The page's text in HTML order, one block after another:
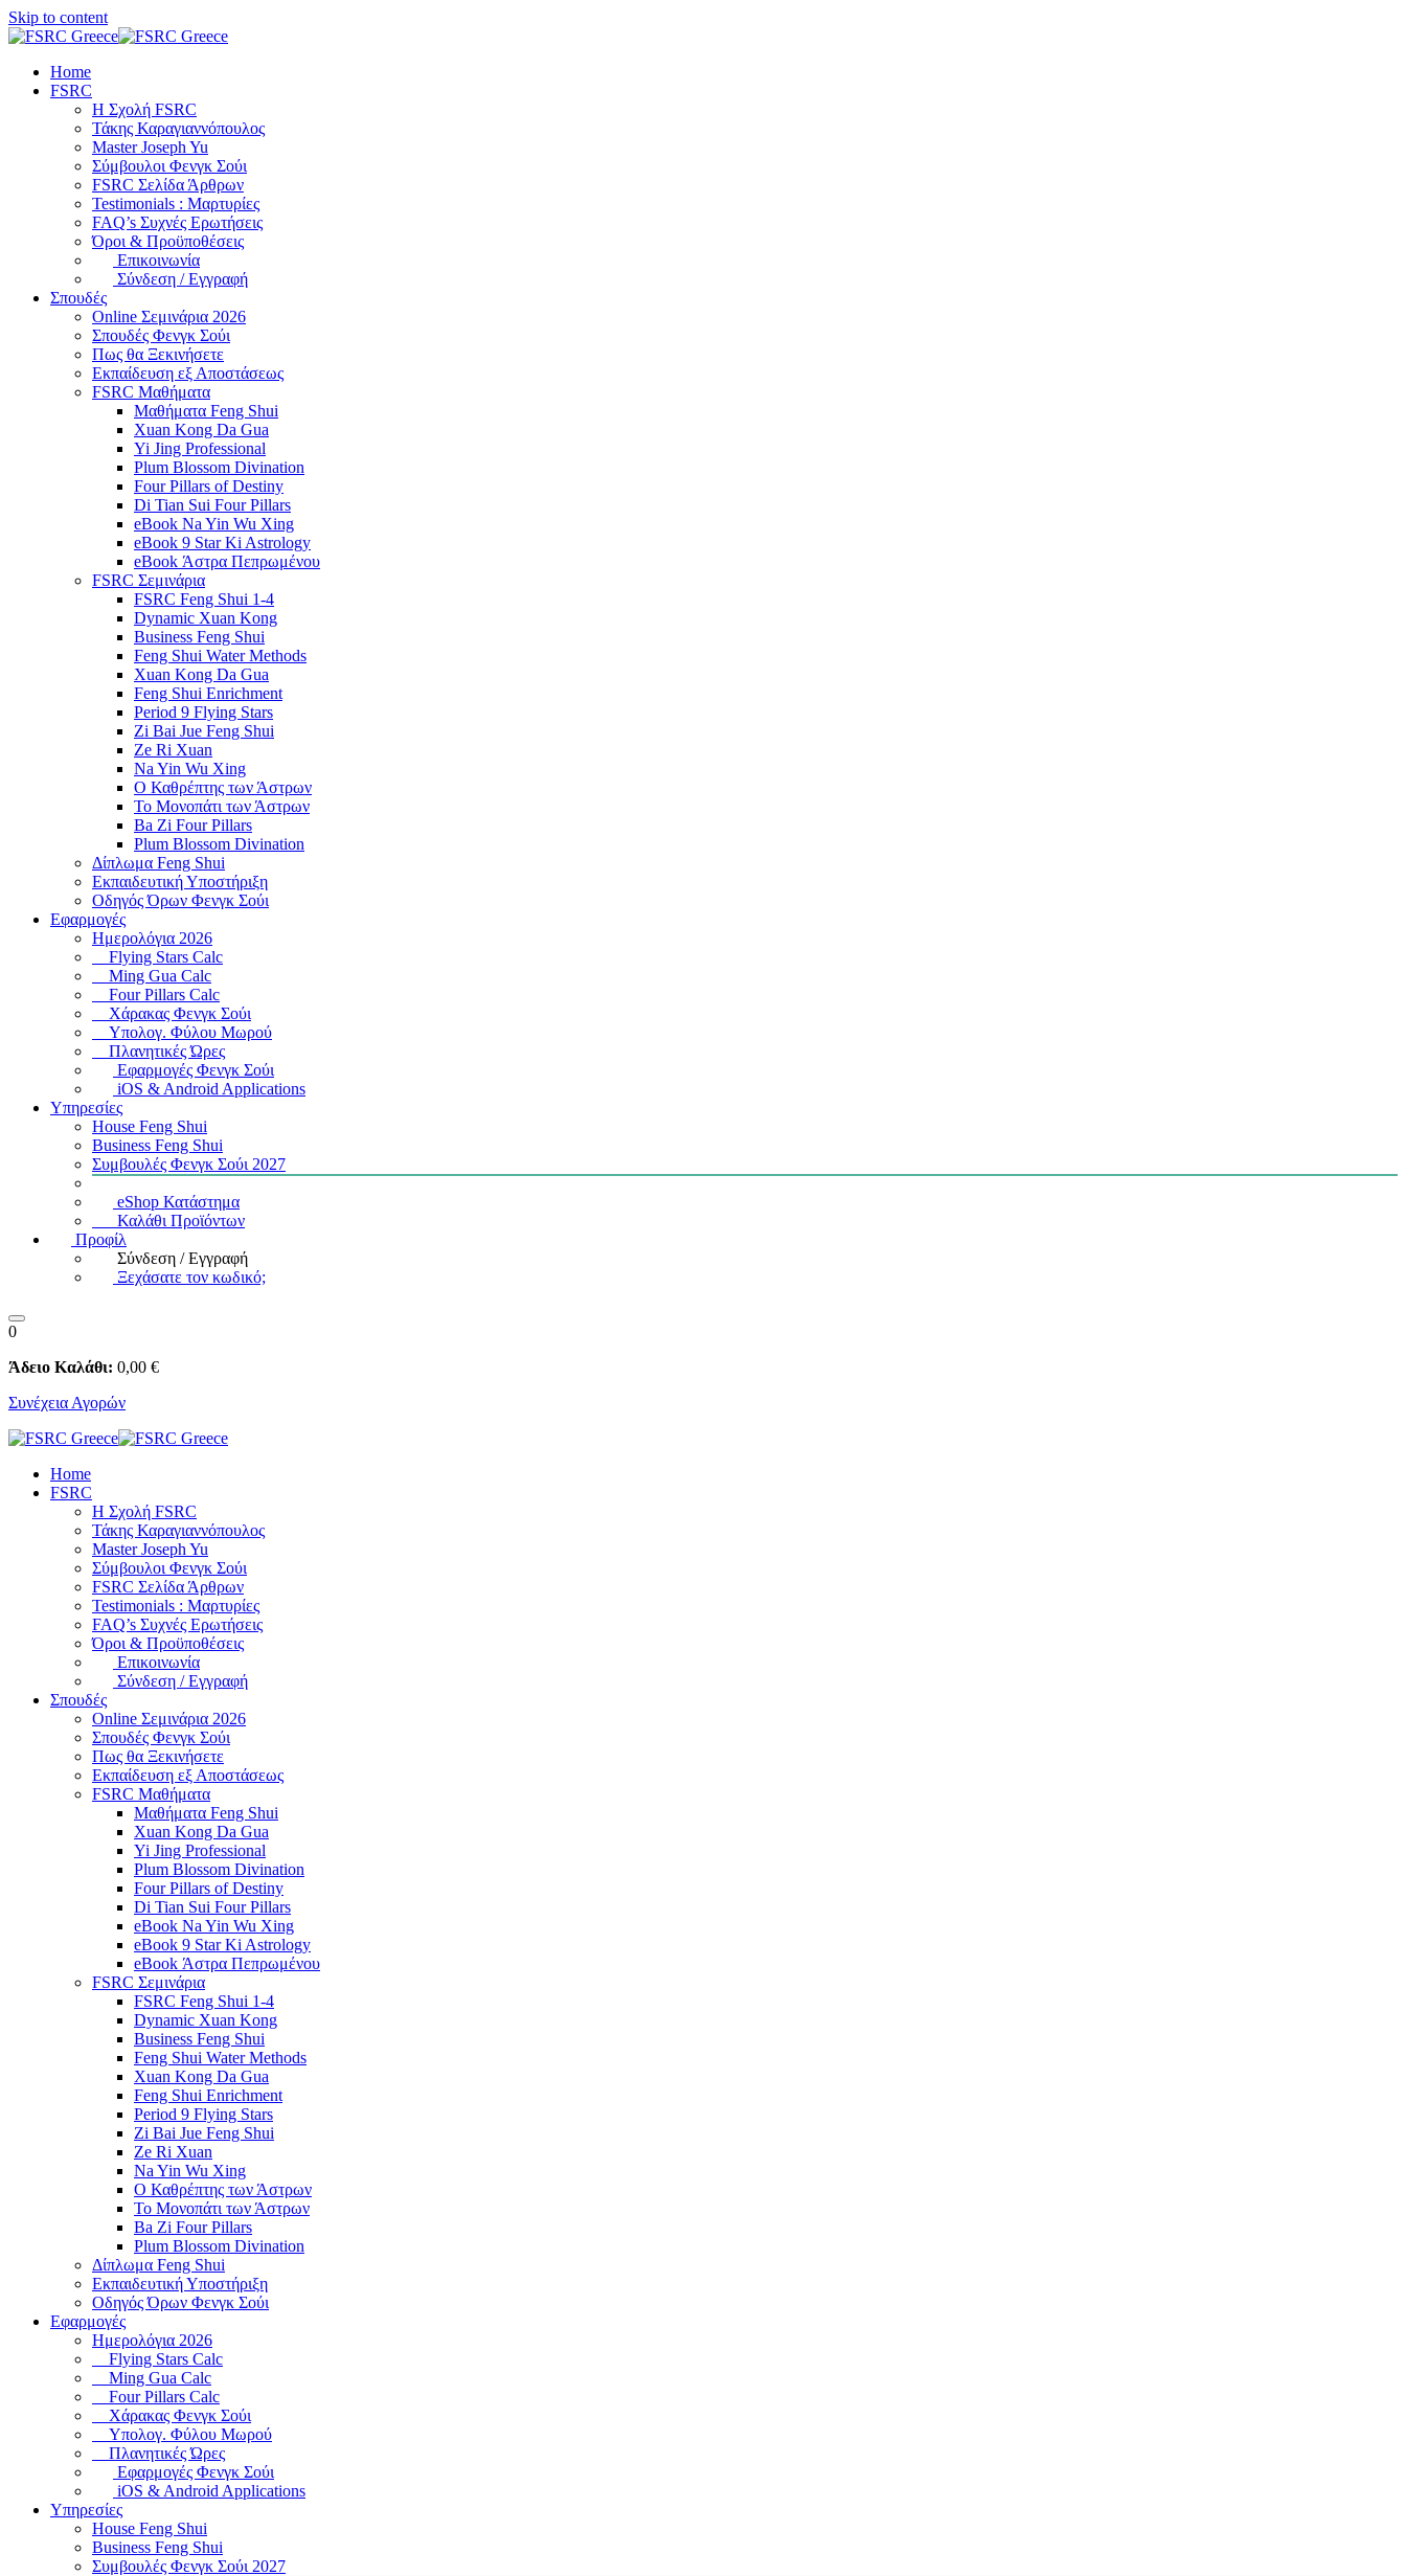
Skip to content
Home
FSRC
Η Σχολή FSRC
Τάκης Καραγιαννόπουλος
Master Joseph Yu
Σύμβουλοι Φενγκ Σούι
FSRC Σελίδα Άρθρων
Testimonials : Μαρτυρίες
FAQ’s Συχνές Ερωτήσεις
Όροι & Προϋποθέσεις
Επικοινωνία
Σύνδεση / Εγγραφή
Σπουδές
Online Σεμινάρια 2026
Σπουδές Φενγκ Σούι
Πως θα Ξεκινήσετε
Εκπαίδευση εξ Αποστάσεως
FSRC Μαθήματα
Μαθήματα Feng Shui
Xuan Kong Da Gua
Yi Jing Professional
Plum Blossom Divination
Four Pillars of Destiny
Di Tian Sui Four Pillars
eBook Na Yin Wu Xing
eBook 9 Star Ki Astrology
eBook Άστρα Πεπρωμένου
FSRC Σεμινάρια
FSRC Feng Shui 1-4
Dynamic Xuan Kong
Business Feng Shui
Feng Shui Water Methods
Xuan Kong Da Gua
Feng Shui Enrichment
Period 9 Flying Stars
Zi Bai Jue Feng Shui
Ze Ri Xuan
Na Yin Wu Xing
Ο Καθρέπτης των Άστρων
Το Μονοπάτι των Άστρων
Ba Zi Four Pillars
Plum Blossom Divination
Δίπλωμα Feng Shui
Εκπαιδευτική Υποστήριξη
Οδηγός Όρων Φενγκ Σούι
Εφαρμογές
Ημερολόγια 2026
Flying Stars Calc
Ming Gua Calc
Four Pillars Calc
Χάρακας Φενγκ Σούι
Υπολογ. Φύλου Μωρού
Πλανητικές Ώρες
Εφαρμογές Φενγκ Σούι
iOS & Android Applications
Υπηρεσίες
House Feng Shui
Business Feng Shui
Συμβουλές Φενγκ Σούι 2027
eShop Κατάστημα
Καλάθι Προϊόντων
Προφίλ
Σύνδεση / Εγγραφή
Ξεχάσατε τον κωδικό;
0
Άδειο Καλάθι: 0,00 €
Συνέχεια Αγορών
Home
FSRC
Η Σχολή FSRC
Τάκης Καραγιαννόπουλος
Master Joseph Yu
Σύμβουλοι Φενγκ Σούι
FSRC Σελίδα Άρθρων
Testimonials : Μαρτυρίες
FAQ’s Συχνές Ερωτήσεις
Όροι & Προϋποθέσεις
Επικοινωνία
Σύνδεση / Εγγραφή
Σπουδές
Online Σεμινάρια 2026
Σπουδές Φενγκ Σούι
Πως θα Ξεκινήσετε
Εκπαίδευση εξ Αποστάσεως
FSRC Μαθήματα
Μαθήματα Feng Shui
Xuan Kong Da Gua
Yi Jing Professional
Plum Blossom Divination
Four Pillars of Destiny
Di Tian Sui Four Pillars
eBook Na Yin Wu Xing
eBook 9 Star Ki Astrology
eBook Άστρα Πεπρωμένου
FSRC Σεμινάρια
FSRC Feng Shui 1-4
Dynamic Xuan Kong
Business Feng Shui
Feng Shui Water Methods
Xuan Kong Da Gua
Feng Shui Enrichment
Period 9 Flying Stars
Zi Bai Jue Feng Shui
Ze Ri Xuan
Na Yin Wu Xing
Ο Καθρέπτης των Άστρων
Το Μονοπάτι των Άστρων
Ba Zi Four Pillars
Plum Blossom Divination
Δίπλωμα Feng Shui
Εκπαιδευτική Υποστήριξη
Οδηγός Όρων Φενγκ Σούι
Εφαρμογές
Ημερολόγια 2026
Flying Stars Calc
Ming Gua Calc
Four Pillars Calc
Χάρακας Φενγκ Σούι
Υπολογ. Φύλου Μωρού
Πλανητικές Ώρες
Εφαρμογές Φενγκ Σούι
iOS & Android Applications
Υπηρεσίες
House Feng Shui
Business Feng Shui
Συμβουλές Φενγκ Σούι 2027